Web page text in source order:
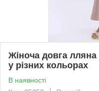
Жіноча довга
у різних кольорах
В наявності